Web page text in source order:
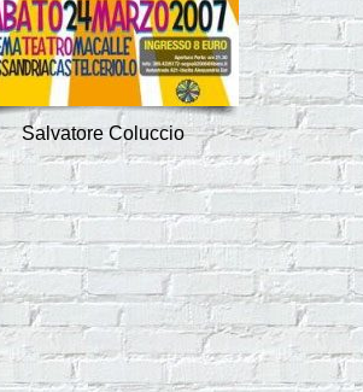
Salvatore Coluccio